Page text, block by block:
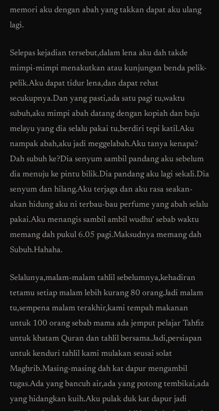
memori aku dengan abah yang takkan dapat aku ulang
lagi.
Selepas kejadian tersebut,dalam lena aku dah takde
mimpi-mimpi menakutkan atau kunjungan benda pelik-
pelik.Aku dapat tidur lena,dan dapat rehat
secukupnya.Dan yang pasti,ada satu pagi tu,waktu
subuh,aku mimpi abah datang dengan kopiah dan baju
melayu yang dia selalu pakai tu,berdiri tepi katil.Aku
nampak abah,aku jadi meggelabah.Aku tanya kenapa?
Dah subuh ke?Dia senyum sambil pandang aku sebelum
dia menuju ke pintu bilik.Dia pandang aku lagi sekali.Dia
senyum dan hilang.Aku terjaga dan aku rasa seakan-
akan hidung aku ni terbau-bau perfume yang abah selalu
pakai.Aku menangis sambil ambil wudhu’ sebab waktu
memang dah pukul 6.05 pagi.Maksudnya memang dah
Subuh.Hahaha.
Selalunya,malam-malam tahlil sebelumnya,kehadiran
tetamu setiap malam lebih kurang 80 orang.Jadi malam
tu,sempena malam terakhir,kami tempah makanan
untuk 100 orang sebab mama ada jemput pelajar Tahfiz
untuk khatam Quran dan tahlil bersama.Jadi,persiapan
untuk kenduri tahlil kami mulakan seusai solat
Maghrib.Masing-masing dah kat dapur mengambil
tugas.Ada yang bancuh air,ada yang potong tembikai,ada
yang hidangkan kuih.Aku pulak duk kat dapur jadi